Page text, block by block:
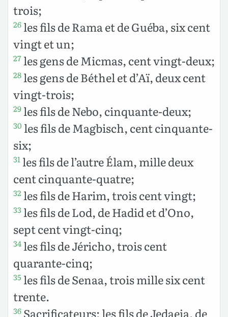
trois;
26 les fils de Rama et de Guéba, six cent
vingt et un;
27 les gens de Micmas, cent vingt-deux;
28 les gens de Béthel et d’Aï, deux cent
vingt-trois;
29 les fils de Nebo, cinquante-deux;
30 les fils de Magbisch, cent cinquante-
six;
31 les fils de l’autre Élam, mille deux
cent cinquante-quatre;
32 les fils de Harim, trois cent vingt;
33 les fils de Lod, de Hadid et d’Ono,
sept cent vingt-cinq;
34 les fils de Jéricho, trois cent
quarante-cinq;
35 les fils de Senaa, trois mille six cent
trente.
36 Sacrificateurs: les fils de Jedaeja, de